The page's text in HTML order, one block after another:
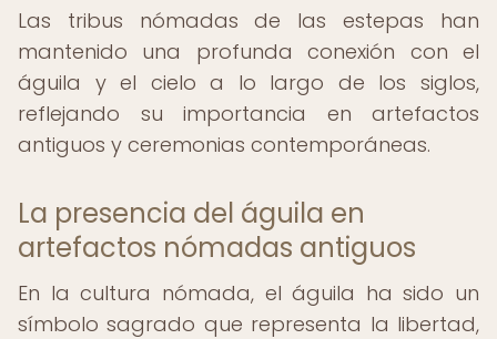
Las tribus nómadas de las estepas han
mantenido una profunda conexión con el
águila y el cielo a lo largo de los siglos,
reflejando su importancia en artefactos
antiguos y ceremonias contemporáneas.
La presencia del águila en
artefactos nómadas antiguos
En la cultura nómada, el águila ha sido un
símbolo sagrado que representa la libertad,